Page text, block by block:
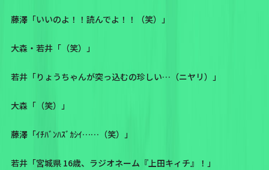
藤澤「いいのよ！！読んでよ！！（笑）」
大森・若井「（笑）」
若井「りょうちゃんが突っ込むの珍しい…（ニヤリ）」
大森「（笑）」
藤澤「ｲﾁﾊﾞﾝﾊｽﾞｶｼｲ……（笑）」
若井「宮城県 16歳、 ラジオネーム『上田キィチ』 ！」